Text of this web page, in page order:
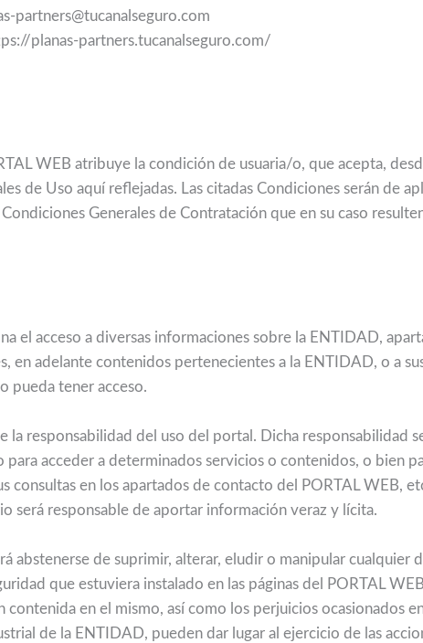
partners@tucanalseguro.com
planas-partners.tucanalseguro.com/
WEB atribuye la condición de usuaria/o, que acepta,
de Uso aquí reflejadas. Las citadas Condiciones serán de
Generales de Contratación que en su caso
el acceso a diversas informaciones sobre la ENTIDAD,
en adelante contenidos pertenecientes a la ENTIDAD, o a
pueda tener acceso.
la responsabilidad del uso del portal. Dicha responsabilidad
para acceder a determinados servicios o contenidos, o bien
consultas en los apartados de contacto del PORTAL WEB,
será responsable de aportar información veraz y lícita.
abstenerse de suprimir, alterar, eludir o manipular cualquier
que estuviera instalado en las páginas del PORTAL
contenida en el mismo, así como los perjuicios ocasionados
de la ENTIDAD, pueden dar lugar al ejercicio de las